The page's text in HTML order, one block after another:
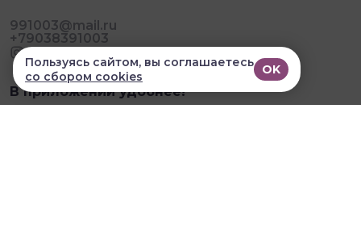
991003@mail.ru
+79038391003
В приложении удобнее!
Пользуясь сайтом, вы соглашаетесь
со сбором cookies
OK